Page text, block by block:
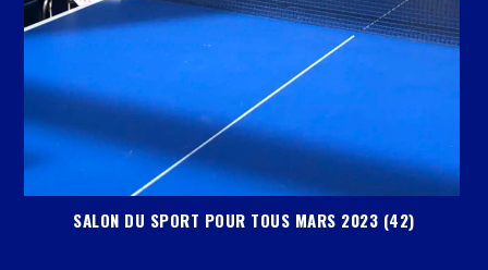
SALON DU SPORT POUR TOUS MARS 2023 (42)